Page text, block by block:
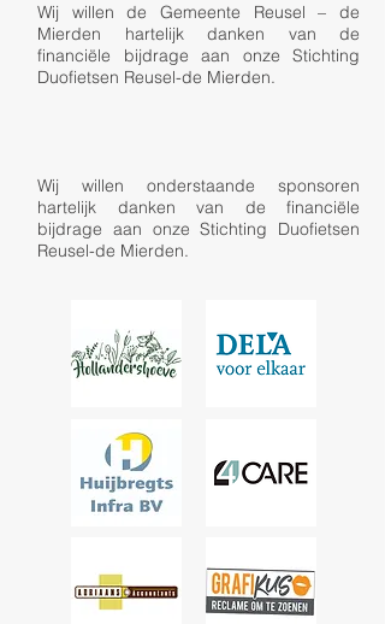
Wij willen de Gemeente Reusel – de
Mierden hartelijk danken van de
financiële bijdrage aan onze Stichting
Duofietsen Reusel-de Mierden.
Wij willen onderstaande sponsoren
hartelijk danken van de financiële
bijdrage aan onze Stichting Duofietsen
Reusel-de Mierden.